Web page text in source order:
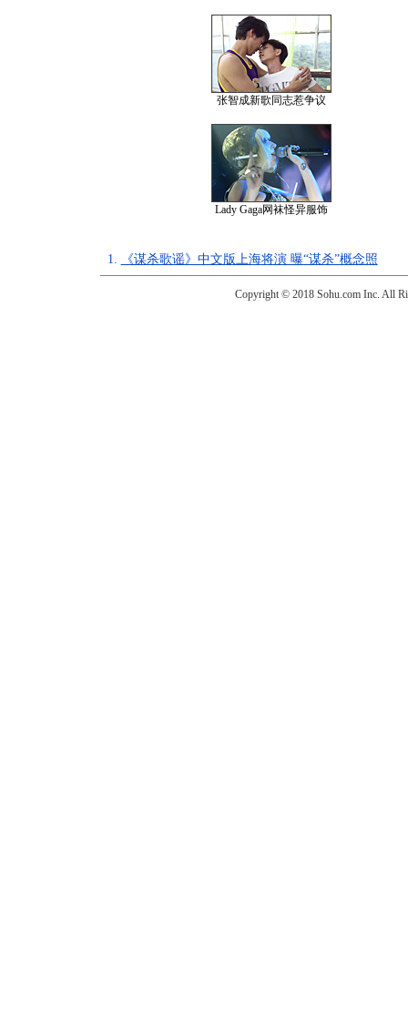
张智成新歌同志惹争议
Lady Gaga网袜怪异服饰
1. 《谋杀歌谣》中文版上海将演 曝“谋杀”概念照
Copyright © 2018 Sohu.com Inc. All